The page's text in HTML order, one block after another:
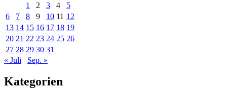
1
2 3 4
5
6
7 8 9 10 11 12
13 14 15 16 17 18 19
20 21 22 23 24 25 26
27 28 29 30 31
« Juli
Sep. »
Kategorien